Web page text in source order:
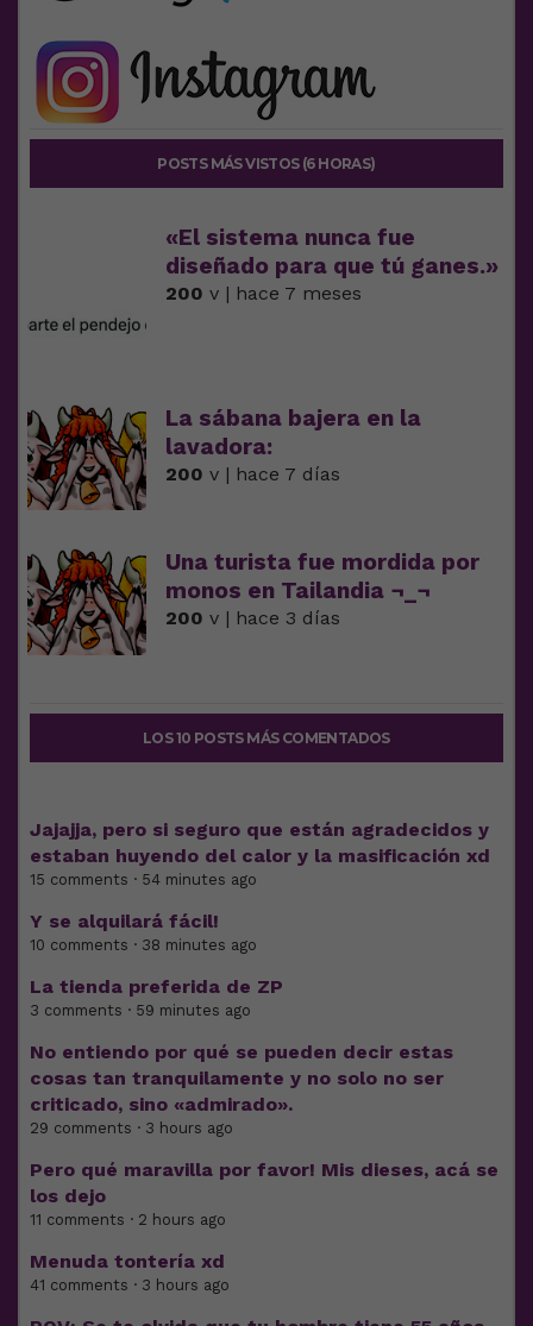
POSTS MÁS VISTOS (6 HORAS)
«El sistema nunca fue
diseñado para que tú ganes.»
200 v | hace 7 meses
La sábana bajera en la
lavadora:
200 v | hace 7 días
Una turista fue mordida por
monos en Tailandia ¬_¬
200 v | hace 3 días
LOS 10 POSTS MÁS COMENTADOS
Jajajja, pero si seguro que están agradecidos y
estaban huyendo del calor y la masificación xd
15 comments · 54 minutes ago
Y se alquilará fácil!
10 comments · 38 minutes ago
La tienda preferida de ZP
3 comments · 59 minutes ago
No entiendo por qué se pueden decir estas
cosas tan tranquilamente y no solo no ser
criticado, sino «admirado».
29 comments · 3 hours ago
Pero qué maravilla por favor! Mis dieses, acá se
los dejo
11 comments · 2 hours ago
Menuda tontería xd
41 comments · 3 hours ago